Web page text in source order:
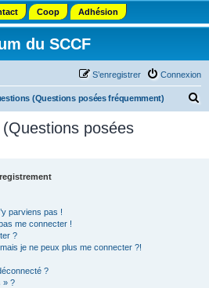
Coop Adhésion
du SCCF
Connexion
S’enregistrer
(Questions posées fréquemment)
posées
parviens pas !
me connecter !
?
je ne peux plus me connecter ?!
?
» ?